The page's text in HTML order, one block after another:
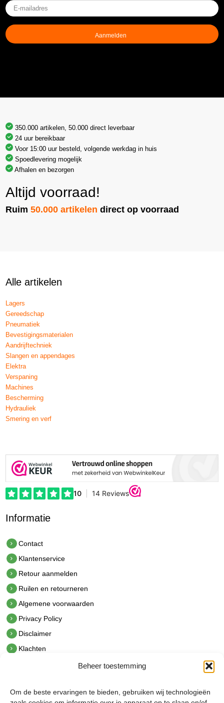
Beheer toestemming
Om de beste ervaringen te bieden, gebruiken wij technologieën
E-
mailadres
(Vereist)
350.000 artikelen, 50.000 direct leverbaar
24 uur bereikbaar
Voor 15:00 uur besteld, volgende werkdag in huis
Spoedlevering mogelijk
Afhalen en bezorgen
Altijd voorraad!
Ruim50.000 artikelen direct op voorraad
Alle artikelen
Lagers
Gereedschap
Pneumatiek
Bevestigingsmaterialen
Aandrijftechniek
Slangen en appendages
Elektra
Verspaning
Machines
Bescherming
Hydrauliek
Smering en verf
Informatie
Contact
Klantenservice
Retour aanmelden
Ruilen en retourneren
Algemene voorwaarden
Privacy Policy
Disclaimer
Klachten
hetindustriehuis B.V.
De Hoek 1 1601 MR Enkhuizen